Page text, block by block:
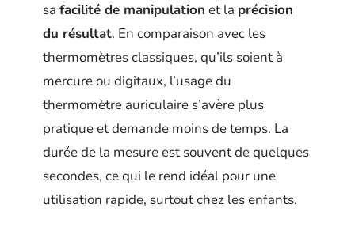
sa facilité de manipulation et la précision
du résultat. En comparaison avec les
thermomètres classiques, qu’ils soient à
mercure ou digitaux, l’usage du
thermomètre auriculaire s’avère plus
pratique et demande moins de temps. La
durée de la mesure est souvent de quelques
secondes, ce qui le rend idéal pour une
utilisation rapide, surtout chez les enfants.